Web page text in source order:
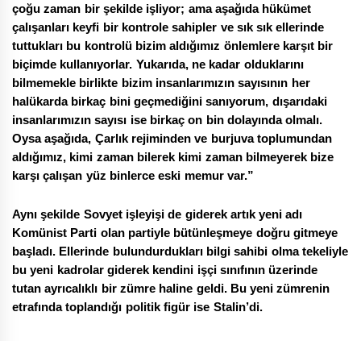
çoğu zaman bir şekilde işliyor; ama aşağıda hükümet
çalışanları keyfi bir kontrole sahipler ve sık sık ellerinde
tuttukları bu kontrolü bizim aldığımız önlemlere karşıt bir
biçimde kullanıyorlar. Yukarıda, ne kadar olduklarını
bilmemekle birlikte bizim insanlarımızın sayısının her
halükarda birkaç bini geçmediğini sanıyorum, dışarıdaki
insanlarımızın sayısı ise birkaç on bin dolayında olmalı.
Oysa aşağıda, Çarlık rejiminden ve burjuva toplumundan
aldığımız, kimi zaman bilerek kimi zaman bilmeyerek bize
karşı çalışan yüz binlerce eski memur var.”
Aynı şekilde Sovyet işleyişi de giderek artık yeni adı
Komünist Parti olan partiyle bütünleşmeye doğru gitmeye
başladı. Ellerinde bulundurdukları bilgi sahibi olma tekeliyle
bu yeni kadrolar giderek kendini işçi sınıfının üzerinde
tutan ayrıcalıklı bir zümre haline geldi. Bu yeni zümrenin
etrafında toplandığı politik figür ise Stalin’di.